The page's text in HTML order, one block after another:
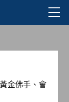
金佛手、會